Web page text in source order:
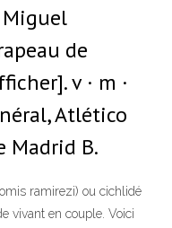
Miguel
de
v · m ·
Atlético
Madrid B.
ramirezi) ou cichlidé
vivant en couple. Voici